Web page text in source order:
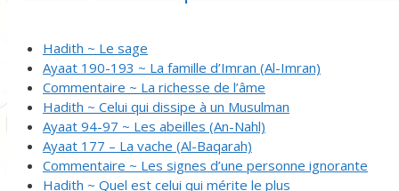
Hadith ~ Le sage
Ayaat 190-193 ~ La famille d’Imran (Al-Imran)
Commentaire ~ La richesse de l’âme
Hadith ~ Celui qui dissipe à un Musulman
Ayaat 94-97 ~ Les abeilles (An-Nahl)
Ayaat 177 – La vache (Al-Baqarah)
Commentaire ~ Les signes d’une personne ignorante
Hadith ~ Quel est celui qui mérite le plus